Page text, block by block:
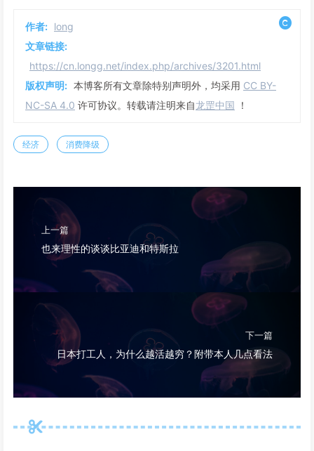
作者: long
文章链接:
https://cn.longg.net/index.php/archives/3201.html
版权声明: 本博客所有文章除特别声明外，均采用 CC BY-
NC-SA 4.0 许可协议。转载请注明来自龙罡中国 ！
经济 消费降级
上一篇
也来理性的谈谈比亚迪和特斯拉
下一篇
日本打工人，为什么越活越穷？附带本人几点看法